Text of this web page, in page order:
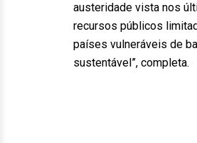
austeridade vista nos
recursos públicos
países vulneráveis de
sustentável”, completa.